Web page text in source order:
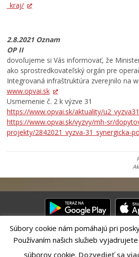
_kraj/
2.8.2021 Oznam
OP II
dovoľujeme si Vás informovať, že
ako sprostredkovateľský orgán pre
Integrovaná infraštruktúra zverejnilo na
www.opvai.sk
Usmernenie č. 2 k výzve 31
https://www.opvai.sk/aktuality/
https://www.opvai.sk/vyzvy/mh-sr/
projekty/2842021_vyzva-31_synergicka-
Riešenie CITIO 2.0| Technický prevádzkovateľ
s.r.o.
Súbory cookie nám pomáhajú pri
Používaním našich služieb
súborov cookie. Dozvedieť sa